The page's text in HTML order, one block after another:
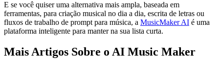
E se você quiser uma alternativa mais ampla, baseada em
ferramentas, para criação musical no dia a dia, escrita de letras ou
fluxos de trabalho de prompt para música, a MusicMaker AI é uma
plataforma inteligente para manter na sua lista curta.
Mais Artigos Sobre o AI Music Maker